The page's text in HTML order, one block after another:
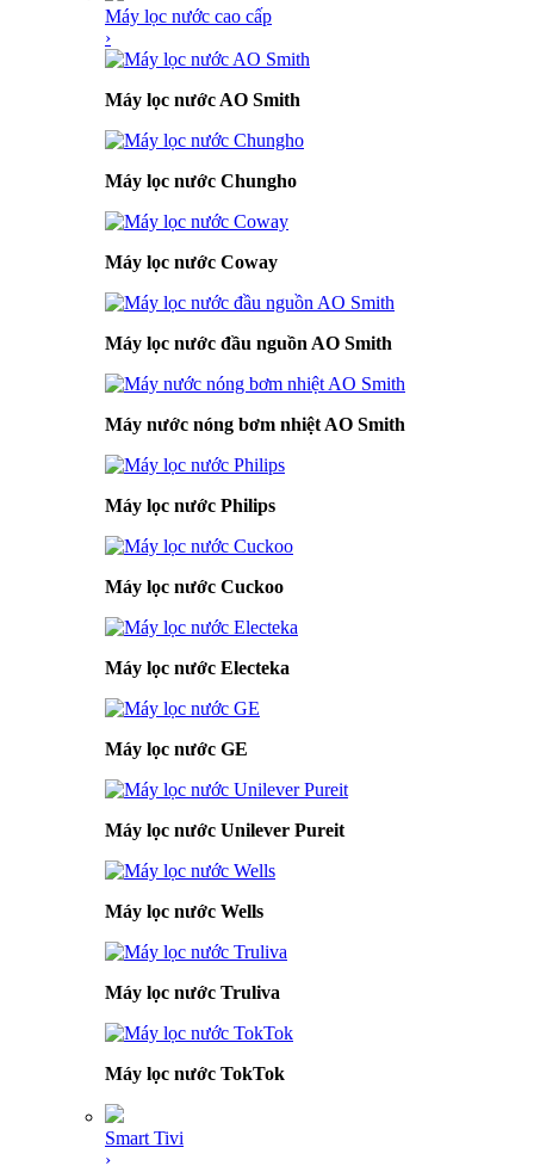
Máy lọc nước cao cấp
›
Máy lọc nước AO Smith
Máy lọc nước Chungho
Máy lọc nước Coway
Máy lọc nước đầu nguồn AO Smith
Máy nước nóng bơm nhiệt AO Smith
Máy lọc nước Philips
Máy lọc nước Cuckoo
Máy lọc nước Electeka
Máy lọc nước GE
Máy lọc nước Unilever Pureit
Máy lọc nước Wells
Máy lọc nước Truliva
Máy lọc nước TokTok
Smart Tivi
›